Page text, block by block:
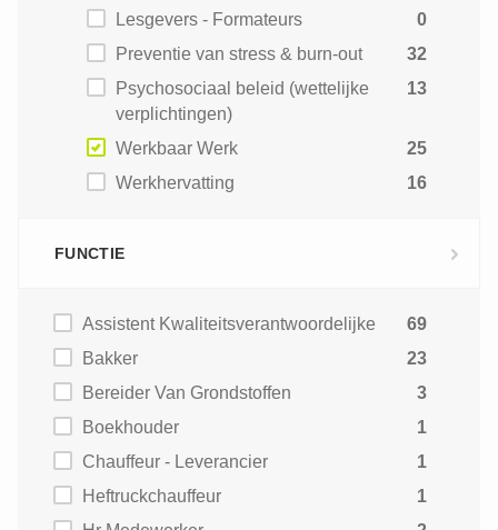
Lesgevers - Formateurs
0
Preventie van stress & burn-out
32
Psychosociaal beleid (wettelijke
verplichtingen)
13
Werkbaar Werk
25
Werkhervatting
16
FUNCTIE
Assistent Kwaliteitsverantwoordelijke
69
Bakker
23
Bereider Van Grondstoffen
3
Boekhouder
1
Chauffeur - Leverancier
1
Heftruckchauffeur
1